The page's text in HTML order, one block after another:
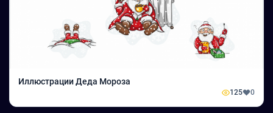
Иллюстрации Деда Мороза
125 0